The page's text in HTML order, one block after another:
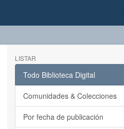
LISTAR
Todo Biblioteca Digital
Comunidades & Colecciones
Por fecha de publicación